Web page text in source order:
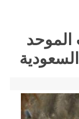
الموحد